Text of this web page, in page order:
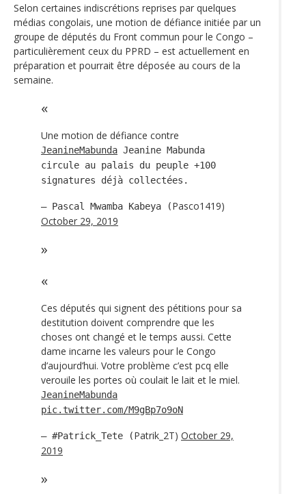
Selon certaines indiscrétions reprises par quelques
médias congolais, une motion de défiance initiée par un
groupe de députés du Front commun pour le Congo –
particulièrement ceux du PPRD – est actuellement en
préparation et pourrait être déposée au cours de la
semaine.
Une motion de défiance contre
JeanineMabunda Jeanine Mabunda
circule au palais du peuple +100
signatures déjà collectées.
— Pascal Mwamba Kabeya (Pasco1419)
October 29, 2019
Ces députés qui signent des pétitions pour sa
destitution doivent comprendre que les
choses ont changé et le temps aussi. Cette
dame incarne les valeurs pour le Congo
d’aujourd’hui. Votre problème c’est pcq elle
verouile les portes où coulait le lait et le miel.
JeanineMabunda
pic.twitter.com/M9gBp7o9oN
— #Patrick_Tete (Patrik_2T) October 29,
2019